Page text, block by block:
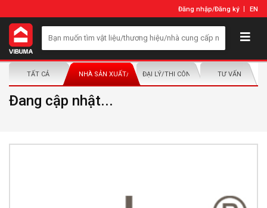
Đăng nhập/Đăng ký EN
TẤT CẢ NHÀ SẢN XUẤT/NHÀ PHÂN PHỐIĐẠI LÝ/THI CÔNG LẮP ĐẶTTƯ VẤN
Đang cập nhật...